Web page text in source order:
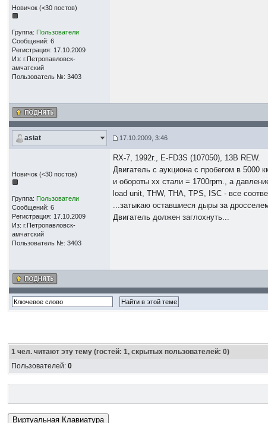
Новичок (<30 постов)
Группа:Пользователи
Сообщений: 6
Регистрация: 17.10.2009
Из: г.Петропавловск-
амчатский
Пользователь №: 3403
asiat 17.10.2009, 3:46
Новичок (<30 постов)
Группа:Пользователи
Сообщений: 6
Регистрация: 17.10.2009
Из: г.Петропавловск-
амчатский
Пользователь №: 3403
RX-7, 1992г., E-FD3S (107050), 13B REW.
Двигатель с аукциона с пробегом в
и обороты хх стали = 1700rpm., а
load unit, THW, THA, TPS, ISC - все
...затыкаю оставшиеся дыры за
Двигатель должен заглохнуть...
1 чел. читают эту тему (гостей: 1, скрытых пользователей: 0)
Пользователей:0
Виртуальная Клавиатура